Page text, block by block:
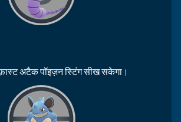
अटैक पॉइज़न स्टिंग सीख सकेगा।